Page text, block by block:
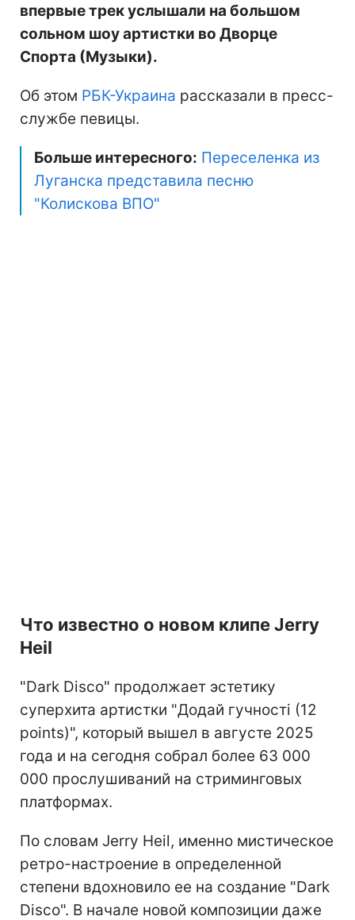
впервые трек услышали на большом
сольном шоу артистки во Дворце
Спорта (Музыки).
Об этом РБК-Украина рассказали в пресс-
службе певицы.
Больше интересного: Переселенка из
Луганска представила песню
"Колискова ВПО"
Что известно о новом клипе Jerry
Heil
"Dark Disco" продолжает эстетику
суперхита артистки "Додай гучності (12
points)", который вышел в августе 2025
года и на сегодня собрал более 63 000
000 прослушиваний на стриминговых
платформах.
По словам Jerry Heil, именно мистическое
ретро-настроение в определенной
степени вдохновило ее на создание "Dark
Disco". В начале новой композиции даже